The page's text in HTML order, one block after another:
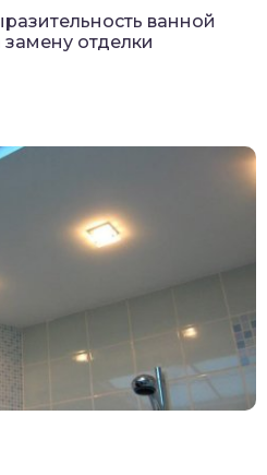
ванной
отделки